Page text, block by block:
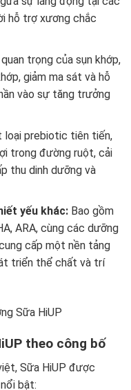
hỗ trợ xương chắc
trọng của sụn khớp,
giảm ma sát và hỗ
vào sự tăng trưởng
prebiotic tiên tiến,
trong đường ruột, cải
thu dinh dưỡng và
yếu khác:Bao gồm
ARA, cùng các dưỡng
cấp một nền tảng
triển thể chất và trí
theo công bố
Sữa HiUP được
bật: